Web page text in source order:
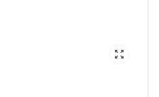
zoom_out_map